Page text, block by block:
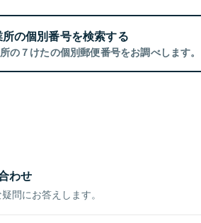
の個別番号を検索する
の７けたの個別郵便番号をお調べします。
わせ
問にお答えします。